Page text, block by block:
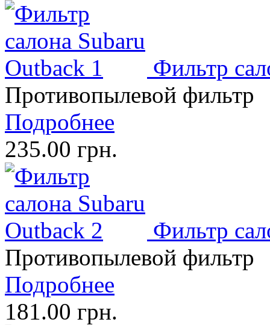
Фильтр
Противопылевой фильтр
Подробнее
235.00 грн.
Фильтр
Противопылевой фильтр
Подробнее
181.00 грн.